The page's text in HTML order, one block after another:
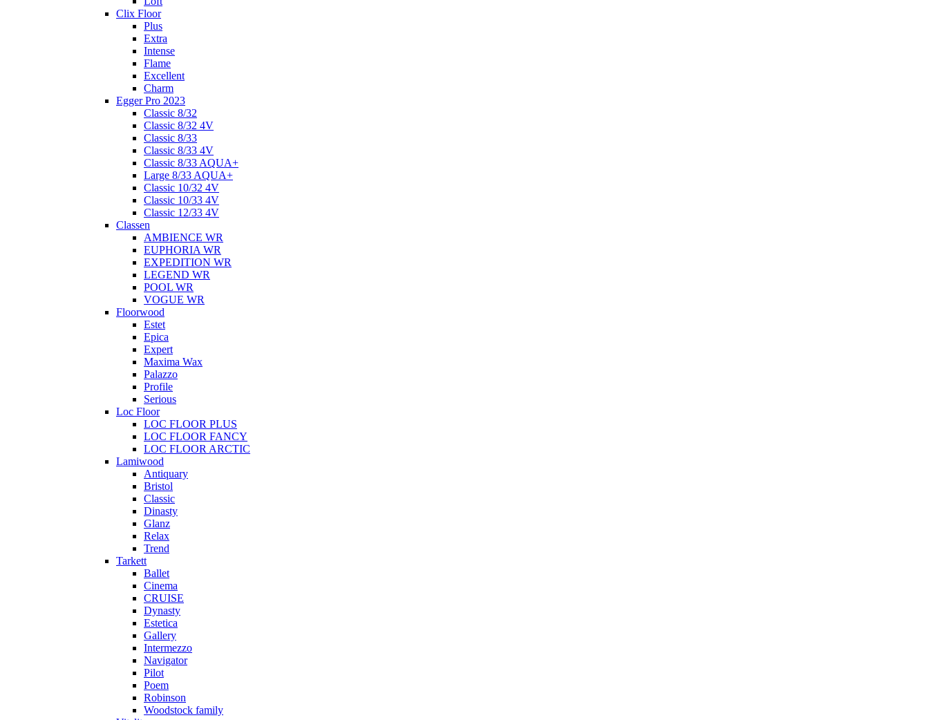
Clix Floor
Plus
Extra
Intense
Flame
Excellent
Charm
Egger Pro 2023
Classic 8/32
Classic 8/32 4V
Classic 8/33
Classic 8/33 4V
Classic 8/33 AQUA+
Large 8/33 AQUA+
Classic 10/32 4V
Classic 10/33 4V
Classic 12/33 4V
Classen
AMBIENCE WR
EUPHORIA WR
EXPEDITION WR
LEGEND WR
POOL WR
VOGUE WR
Floorwood
Estet
Epica
Expert
Maxima Wax
Palazzo
Profile
Serious
Loc Floor
LOC FLOOR PLUS
LOC FLOOR FANCY
LOC FLOOR ARCTIC
Lamiwood
Antiquary
Bristol
Classic
Dinasty
Glanz
Relax
Trend
Tarkett
Ballet
Cinema
CRUISE
Dynasty
Estetica
Gallery
Intermezzo
Navigator
Pilot
Poem
Robinson
Woodstock family